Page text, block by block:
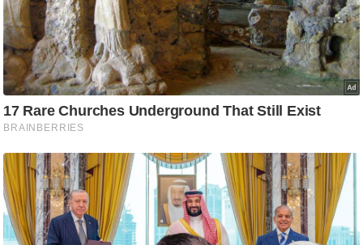
म
सा
म
यि
क
मा
भू
मि
स्तं
भ